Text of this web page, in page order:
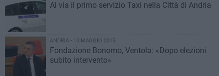
Al via il primo servizio Taxi nella Città di Andria
ANDRIA - 10 MAGGIO 2015
Fondazione Bonomo, Ventola: «Dopo elezioni
subito intervento»